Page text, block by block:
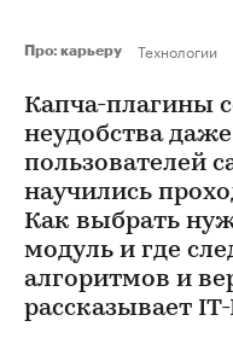
Про: карьеру Технологии
Капча-плагины
неудобства
пользователей
научились
Как выбрать
модуль и где
алгоритмов и
рассказывает